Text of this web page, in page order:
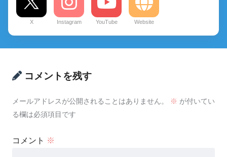
X Instagram YouTube Website
コメントを残す
メールアドレスが公開されることはありません。 ※ が付いてい
る欄は必須項目です
コメント ※